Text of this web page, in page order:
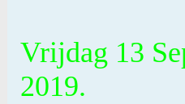
Vrijdag 13
2019.